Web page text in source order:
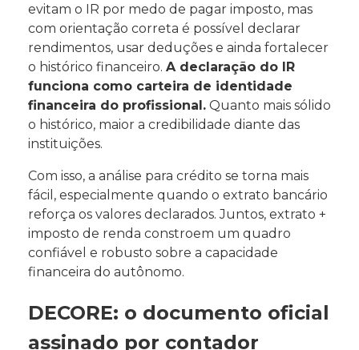
evitam o IR por medo de pagar imposto, mas
com orientação correta é possível declarar
rendimentos, usar deduções e ainda fortalecer
o histórico financeiro. A declaração do IR
funciona como carteira de identidade
financeira do profissional. Quanto mais sólido
o histórico, maior a credibilidade diante das
instituições.
Com isso, a análise para crédito se torna mais
fácil, especialmente quando o extrato bancário
reforça os valores declarados. Juntos, extrato +
imposto de renda constroem um quadro
confiável e robusto sobre a capacidade
financeira do autônomo.
DECORE: o documento oficial
assinado por contador